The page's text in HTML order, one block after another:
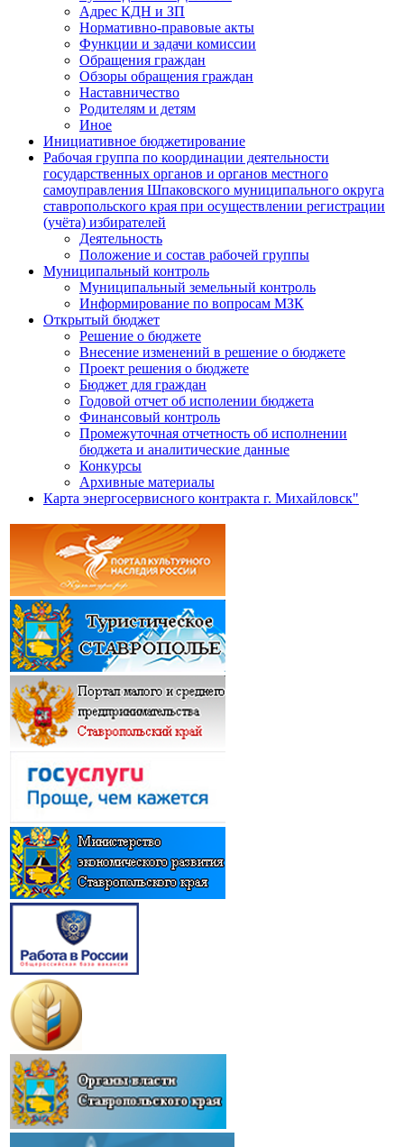
Адрес КДН и ЗП
Нормативно-правовые акты
Функции и задачи комиссии
Обращения граждан
Обзоры обращения граждан
Наставничество
Родителям и детям
Иное
Инициативное бюджетирование
Рабочая группа по координации деятельности
государственных органов и органов местного
самоуправления Шпаковского муниципального округа
ставропольского края при осуществлении регистрации
(учёта) избирателей
Деятельность
Положение и состав рабочей группы
Муниципальный контроль
Муниципальный земельный контроль
Информирование по вопросам МЗК
Открытый бюджет
Решение о бюджете
Внесение изменений в решение о бюджете
Проект решения о бюджете
Бюджет для граждан
Годовой отчет об исполении бюджета
Финансовый контроль
Промежуточная отчетность об исполнении
бюджета и аналитические данные
Конкурсы
Архивные материалы
Карта энергосервисного контракта г. Михайловск"